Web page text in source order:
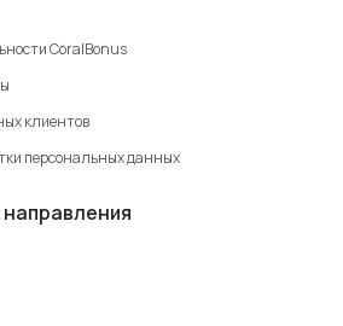
CoralBonus
клиентов
персональных данных